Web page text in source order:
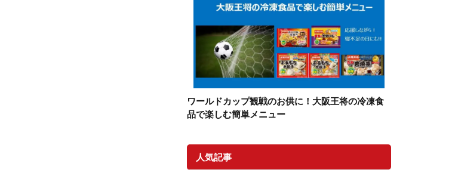
ワールドカップ観戦のお供に！大阪王将の冷凍食
品で楽しむ簡単メニュー
人気記事